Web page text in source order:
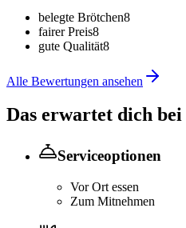
belegte Brötchen8
fairer Preis8
gute Qualität8
Alle Bewertungen ansehen
Das erwartet dich bei
Serviceoptionen
Vor Ort essen
Zum Mitnehmen